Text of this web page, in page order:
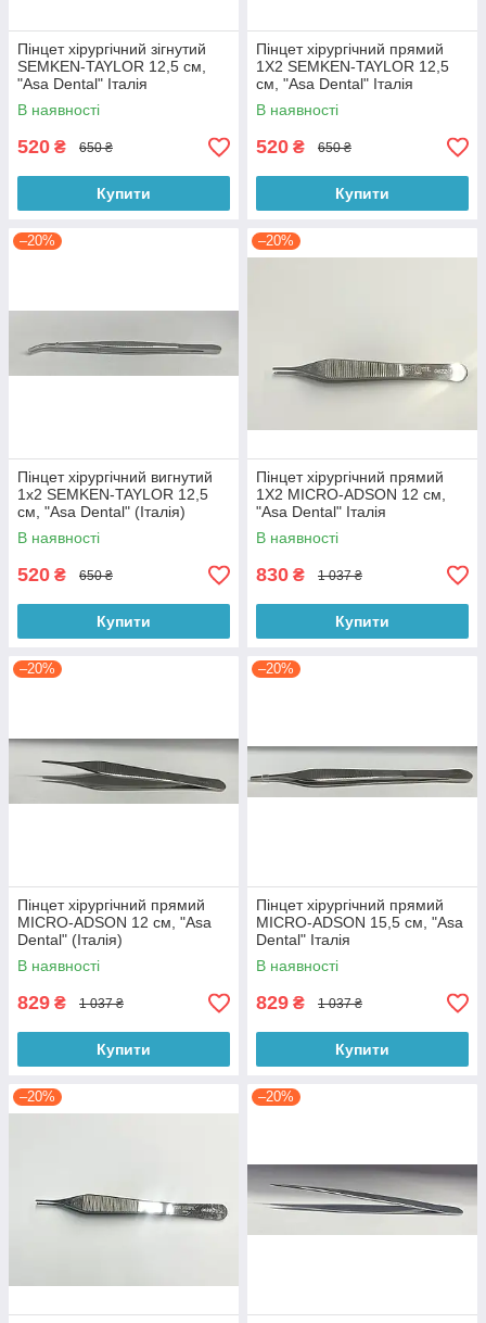
Пінцет хірургічний зігнутий
SEMKEN-TAYLOR 12,5 см,
"Asa Dental" Італія
В наявності
520 ₴ 650 ₴
Купити
Пінцет хірургічний прямий
1X2 SEMKEN-TAYLOR 12,5
см, "Asa Dental" Італія
В наявності
520 ₴ 650 ₴
Купити
–20%
Пінцет хірургічний вигнутий
1х2 SEMKEN-TAYLOR 12,5
см, "Asa Dental" (Італія)
В наявності
520 ₴ 650 ₴
Купити
–20%
Пінцет хірургічний прямий
1X2 MICRO-ADSON 12 см,
"Asa Dental" Італія
В наявності
830 ₴ 1 037 ₴
Купити
–20%
Пінцет хірургічний прямий
MICRO-ADSON 12 см, "Asa
Dental" (Італія)
В наявності
829 ₴ 1 037 ₴
Купити
–20%
Пінцет хірургічний прямий
MICRO-ADSON 15,5 см, "Asa
Dental" Італія
В наявності
829 ₴ 1 037 ₴
Купити
–20% –20%